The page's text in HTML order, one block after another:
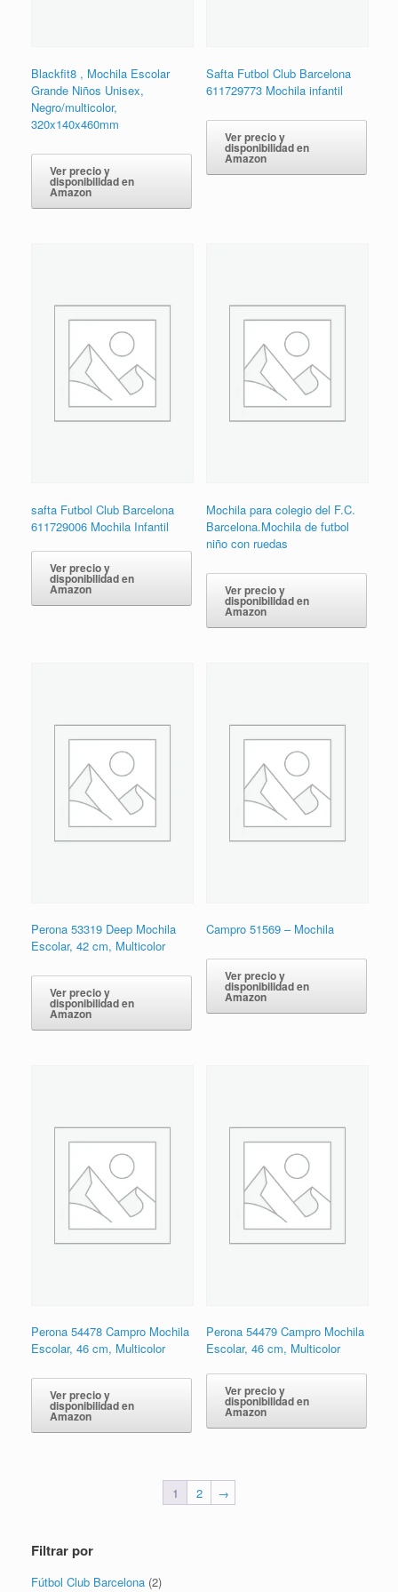
Blackfit8 , Mochila Escolar
Grande Niños Unisex,
Negro/multicolor,
320x140x460mm
Ver precio y
disponibilidad en
Amazon
Safta Futbol Club Barcelona
611729773 Mochila infantil
Ver precio y
disponibilidad en
Amazon
safta Futbol Club Barcelona
611729006 Mochila Infantil
Ver precio y
disponibilidad en
Amazon
Mochila para colegio del F.C.
Barcelona.Mochila de futbol
niño con ruedas
Ver precio y
disponibilidad en
Amazon
Perona 53319 Deep Mochila
Escolar, 42 cm, Multicolor
Ver precio y
disponibilidad en
Amazon
Campro 51569 – Mochila
Ver precio y
disponibilidad en
Amazon
Perona 54478 Campro Mochila
Escolar, 46 cm, Multicolor
Ver precio y
disponibilidad en
Amazon
Perona 54479 Campro Mochila
Escolar, 46 cm, Multicolor
Ver precio y
disponibilidad en
Amazon
1 2 →
Filtrar por
Fútbol Club Barcelona (2)